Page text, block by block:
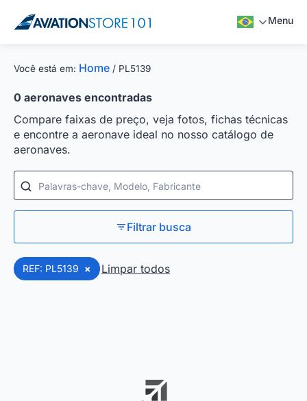
Menu
Você está em: Home / PL5139
0 aeronaves encontradas
Compare faixas de preço, veja fotos, fichas técnicas
e encontre a aeronave ideal no nosso catálogo de
aeronaves.
Palavras-chave, Modelo, Fabricante
Filtrar busca
REF: PL5139 × Limpar todos